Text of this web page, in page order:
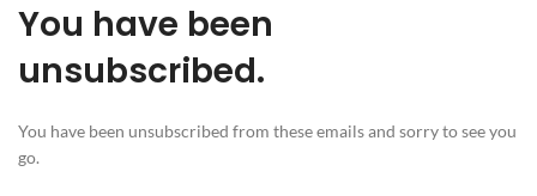
You have been
unsubscribed.
You have been unsubscribed from these emails and sorry to see you
go.